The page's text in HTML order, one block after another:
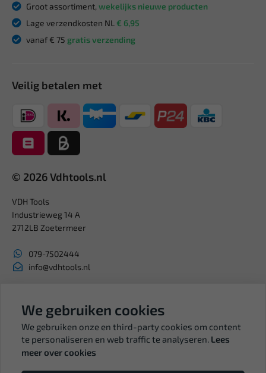
Groot assortiment, wekelijks nieuwe producten
Lage verzendkosten NL € 6,95
vanaf € 75 gratis verzending
Veilig betalen met
© 2026 Vdhtools.nl
VDH Tools
Industrieweg 14 A
2712LB Zoetermeer
079-7502444
info@vdhtools.nl
BTW: NL819958657B01
We gebruiken cookies
We gebruiken onze en third-party cookies om content
te personaliseren en web traffic te analyseren. Lees
meer over cookies